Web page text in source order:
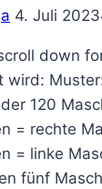
4. Juli 2023
down
wird:
120
= rechte
= linke
fünf